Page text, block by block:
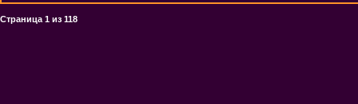
Страница 1 из 118